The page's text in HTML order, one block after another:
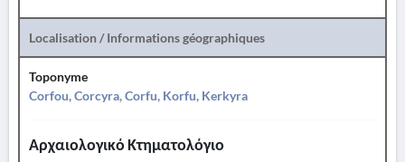
Localisation / Informations géographiques
Toponyme
Corfou, Corcyra, Corfu, Korfu, Kerkyra
Αρχαιολογικό Κτηματολόγιο